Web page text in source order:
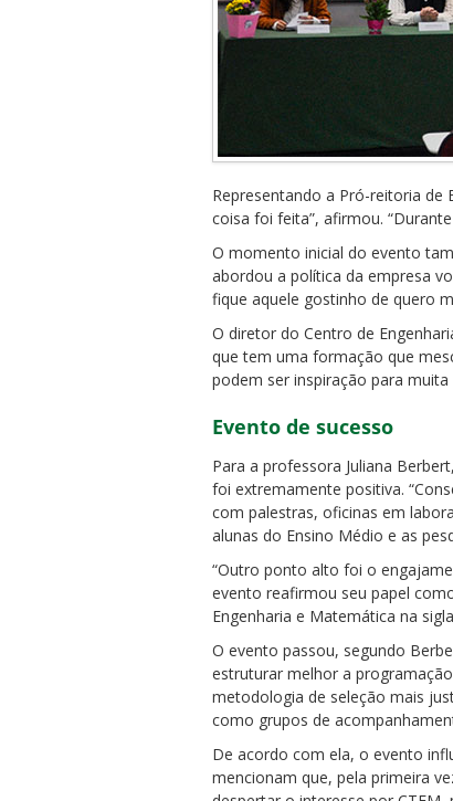
Representando a Pró-reitoria de
coisa foi feita”, afirmou.
O momento inicial do evento
abordou a política da empresa
fique aquele gostinho de quero
O diretor do Centro de
que tem uma formação que
podem ser inspiração para muita
Evento de sucesso
Para a professora Juliana
foi extremamente positiva.
com palestras, oficinas em
alunas do Ensino Médio e as
“Outro ponto alto foi o
evento reafirmou seu papel
Engenharia e Matemática na
O evento passou, segundo
estruturar melhor a
metodologia de seleção mais
como grupos de
De acordo com ela, o evento
mencionam que, pela primeira